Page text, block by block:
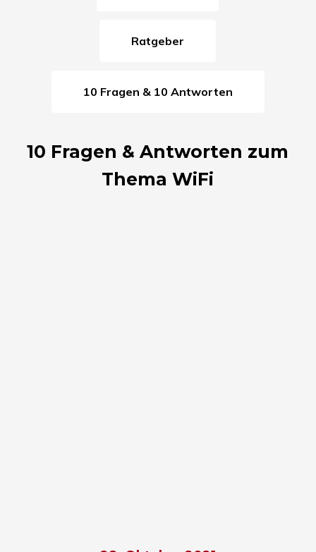
Ratgeber
10 Fragen & 10 Antworten
10 Fragen & Antworten zum
Thema WiFi